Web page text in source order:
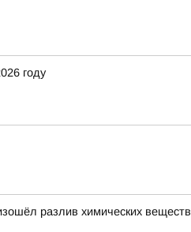
году
разлив химических веществ